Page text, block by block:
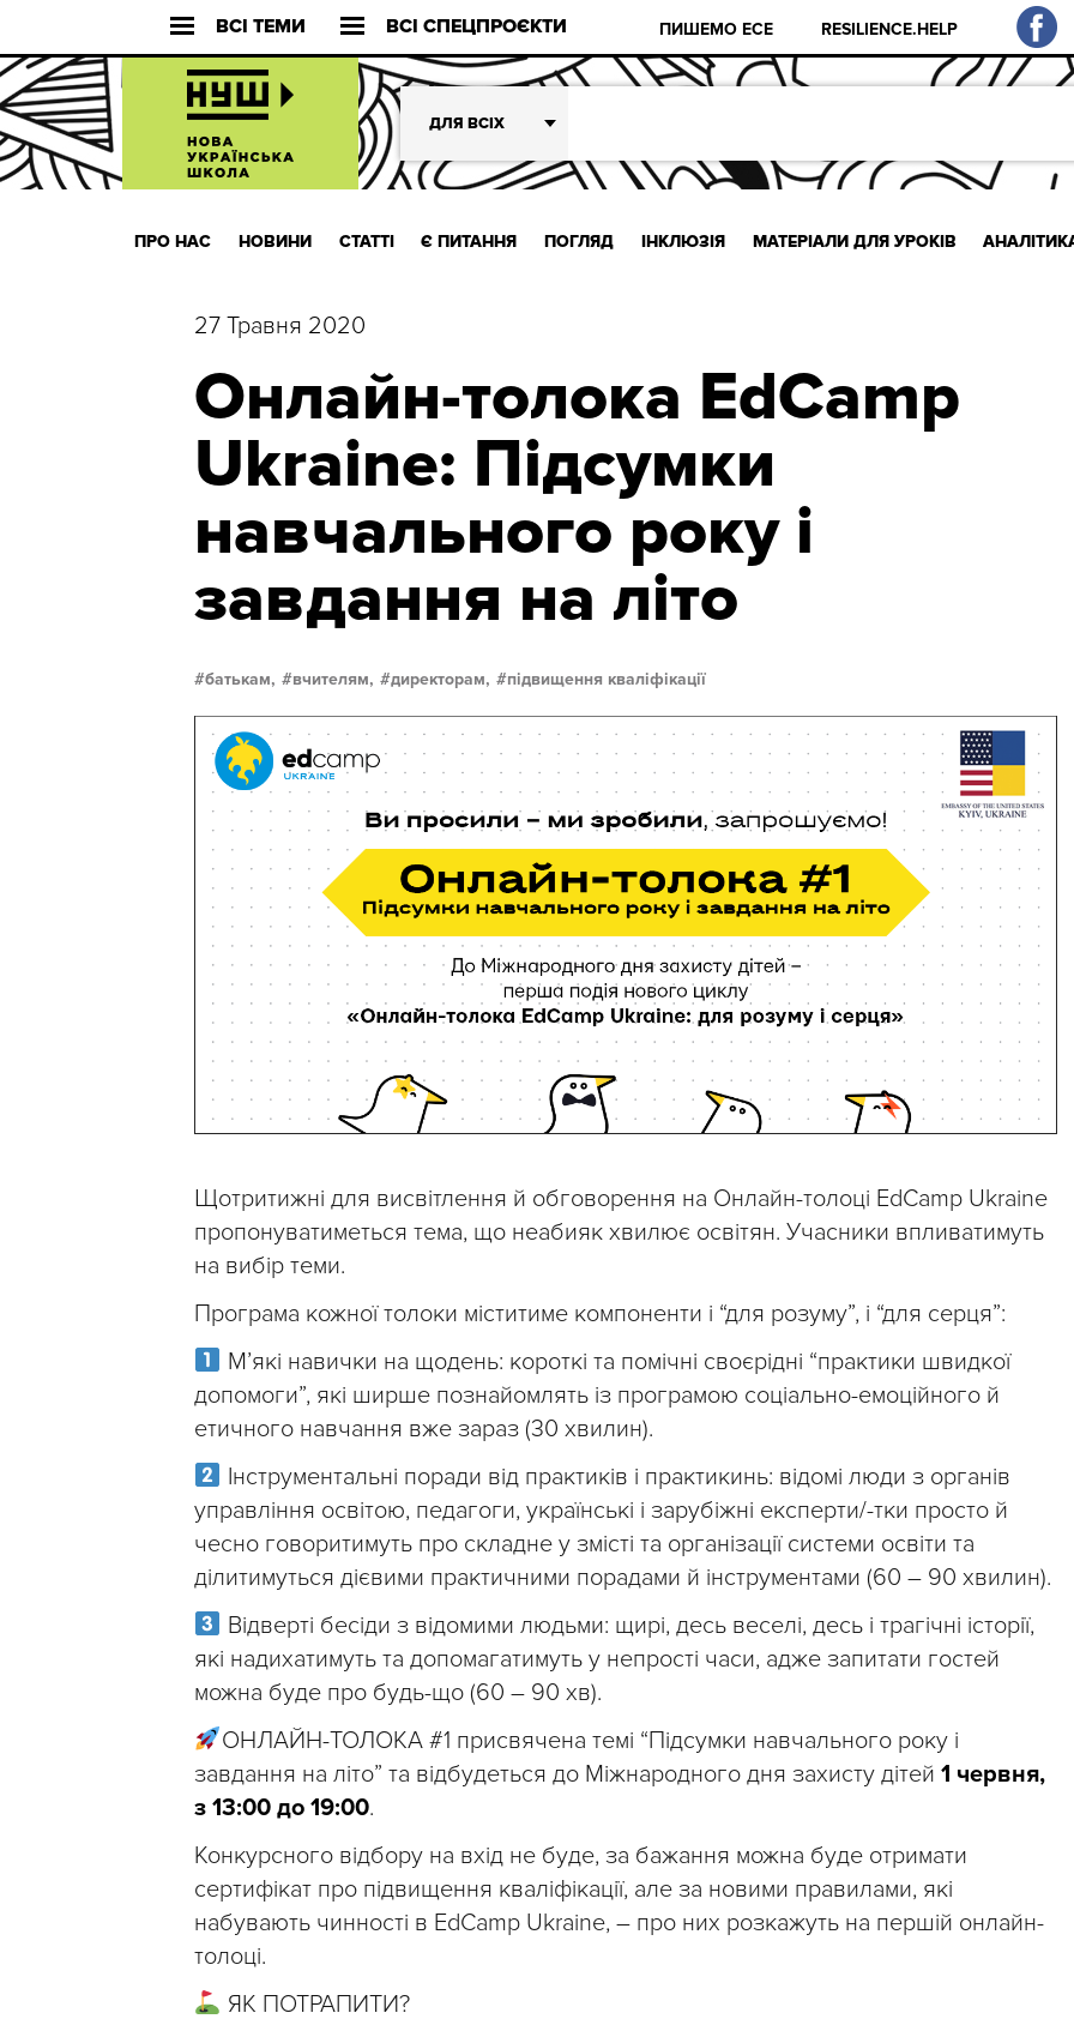
ВСІ ТЕМИ ВСІ СПЕЦПРОЄКТИ ПИШЕМО ЕСЕ RESILIENCE.HELP
ДЛЯ ВСІХ
ПРО НАС НОВИНИ СТАТТІ Є ПИТАННЯ ПОГЛЯД ІНКЛЮЗІЯ МАТЕРІАЛИ ДЛЯ УРОКІВ
27 Травня 2020
Онлайн-толока EdCamp
Ukraine: Підсумки
навчального року і
завдання на літо
батькам, вчителям, директорам, підвищення кваліфікації
Щотритижні для висвітлення й обговорення на Онлайн-толоці EdCamp Ukraine
пропонуватиметься тема, що неабияк хвилює освітян. Учасники впливатимуть
на вибір теми.
Програма кожної толоки міститиме компоненти і “для розуму”, і “для серця”:
М’які навички на щодень: короткі та помічні своєрідні “практики швидкої
допомоги”, які ширше познайомлять із програмою соціально-емоційного й
етичного навчання вже зараз (30 хвилин).
Інструментальні поради від практиків і практикинь: відомі люди з органів
управління освітою, педагоги, українські і зарубіжні експерти/-тки просто й
чесно говоритимуть про складне у змісті та організації системи освіти та
ділитимуться дієвими практичними порадами й інструментами (60 – 90 хвилин).
Відверті бесіди з відомими людьми: щирі, десь веселі, десь і трагічні історії,
які надихатимуть та допомагатимуть у непрості часи, адже запитати гостей
можна буде про будь-що (60 – 90 хв).
ОНЛАЙН-ТОЛОКА #1 присвячена темі “Підсумки навчального року і
завдання на літо” та відбудеться до Міжнародного дня захисту дітей 1 червня,
з 13:00 до 19:00.
Конкурсного відбору на вхід не буде, за бажання можна буде отримати
сертифікат про підвищення кваліфікації, але за новими правилами, які
набувають чинності в EdCamp Ukraine, – про них розкажуть на першій онлайн-
толоці.
ЯК ПОТРАПИТИ?